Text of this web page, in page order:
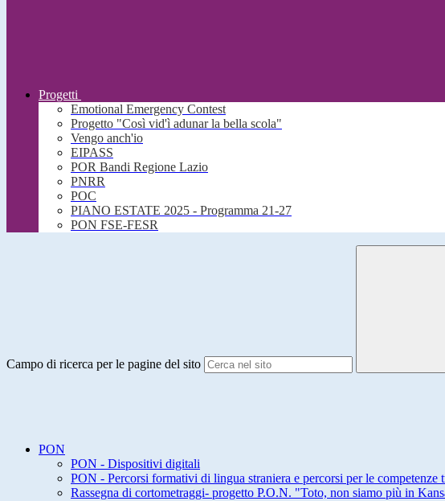
Progetti
Emotional Emergency Contest
Progetto "Così vid'ì adunar la bella scola"
Vengo anch'io
EIPASS
POR Bandi Regione Lazio
PNRR
POC
PIANO ESTATE 2025 - Programma 21-27
PON FSE-FESR
Campo di ricerca per le pagine del sito
PON
PON - Dispositivi digitali
PON - Percorsi formativi di lingua straniera e percorsi per le competenze
Rassegna di cortometraggi- progetto P.O.N. "Toto, non siamo più in